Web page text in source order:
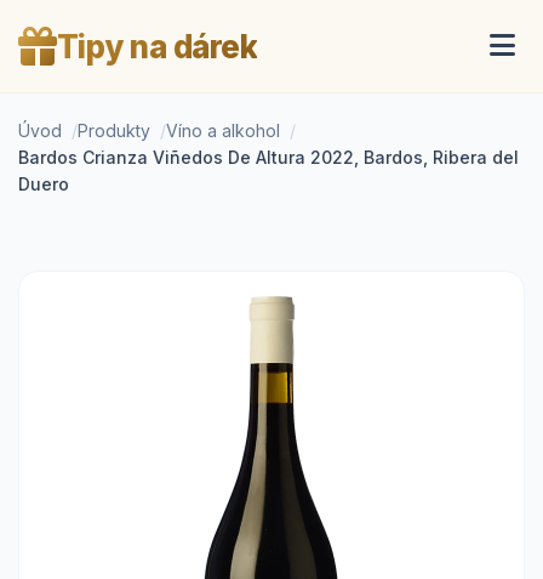
Tipy na dárek
Úvod Produkty
Víno a alkohol
Bardos Crianza Viñedos De Altura 2022, Bardos, Ribera del
Duero